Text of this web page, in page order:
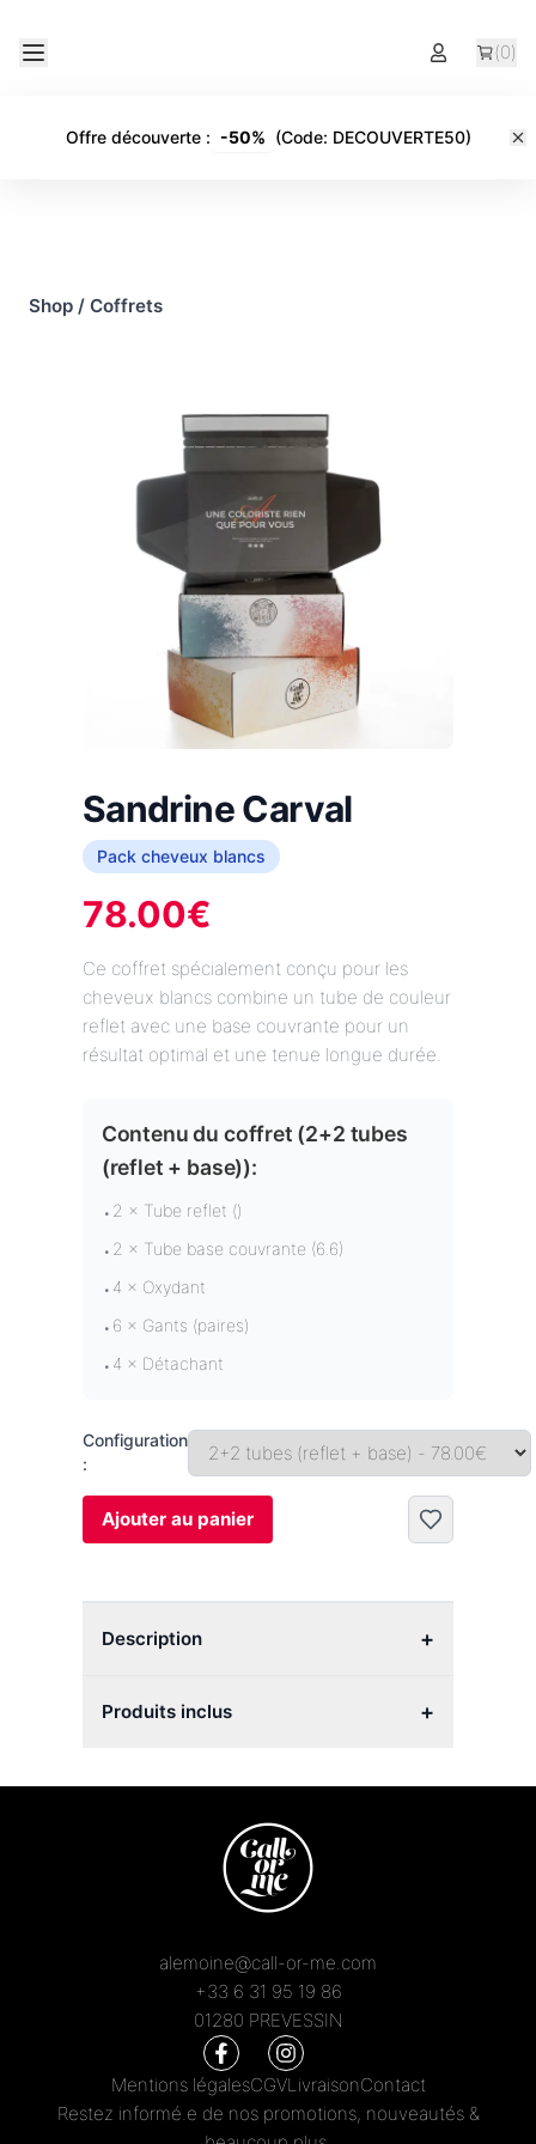
(0)
Offre découverte: -50% (Code: DECOUVERTE50)
Shop / Coffrets
Sandrine Carval
Pack cheveux blancs
78.00€
Ce coffret spécialement conçu pour les
cheveux blancs combine un tube de couleur
reflet avec une base couvrante pour un
résultat optimal et une tenue longue durée.
Contenu du coffret (2+2 tubes
(reflet + base)):
• 2 × Tube reflet ()
• 2 × Tube base couvrante (6.6)
• 4 × Oxydant
• 6 × Gants (paires)
• 4 × Détachant
Configuration
:
Ajouter au panier
Description +
Produits inclus +
alemoine@call-or-me.com
+33 6 31 95 19 86
01280 PREVESSIN
Mentions légalesCGVLivraisonContact
Restez informé.e de nos promotions, nouveautés &